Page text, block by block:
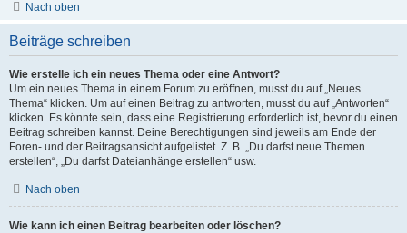
Nach oben
Beiträge schreiben
Wie erstelle ich ein neues Thema oder eine Antwort?
Um ein neues Thema in einem Forum zu eröffnen, musst du auf „Neues
Thema“ klicken. Um auf einen Beitrag zu antworten, musst du auf „Antworten“
klicken. Es könnte sein, dass eine Registrierung erforderlich ist, bevor du einen
Beitrag schreiben kannst. Deine Berechtigungen sind jeweils am Ende der
Foren- und der Beitragsansicht aufgelistet. Z. B. „Du darfst neue Themen
erstellen“, „Du darfst Dateianhänge erstellen“ usw.
Nach oben
Wie kann ich einen Beitrag bearbeiten oder löschen?